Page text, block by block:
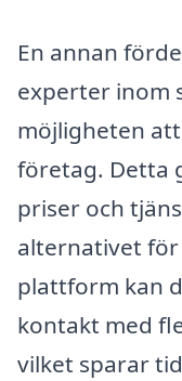
En annan
experter inom
möjligheten
företag. Detta
priser och
alternativet
plattform kan
kontakt med
vilket sparar